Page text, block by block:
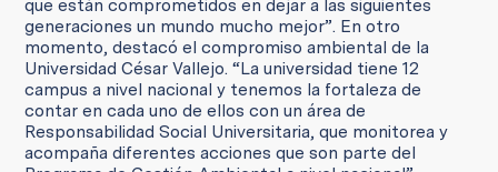
que están comprometidos en dejar a las siguientes
generaciones un mundo mucho mejor”. En otro
momento, destacó el compromiso ambiental de la
Universidad César Vallejo. “La universidad tiene 12
campus a nivel nacional y tenemos la fortaleza de
contar en cada uno de ellos con un área de
Responsabilidad Social Universitaria, que monitorea y
acompaña diferentes acciones que son parte del